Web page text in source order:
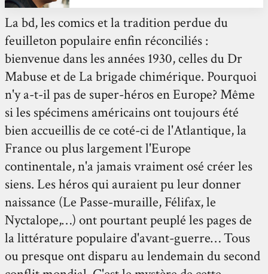
La bd, les comics et la tradition perdue du
feuilleton populaire enfin réconciliés :
bienvenue dans les années 1930, celles du Dr
Mabuse et de La brigade chimérique. Pourquoi
n'y a-t-il pas de super-héros en Europe? Même
si les spécimens américains ont toujours été
bien accueillis de ce coté-ci de l'Atlantique, la
France ou plus largement l'Europe
continentale, n'a jamais vraiment osé créer les
siens. Les héros qui auraient pu leur donner
naissance (Le Passe-muraille, Félifax, le
Nyctalope,…) ont pourtant peuplé les pages de
la littérature populaire d'avant-guerre… Tous
ou presque ont disparu au lendemain du second